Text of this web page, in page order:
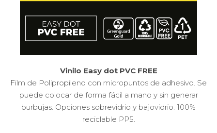
Vinilo Easy dot PVC FREE
Film de Polipropileno con micropuntos de adhesivo. Se
puede colocar de forma fácil a mano y sin generar
burbujas. Opciones sobrevidrio y bajovidrio. 100%
reciclable PP5.